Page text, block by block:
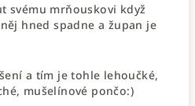
svému mrňouskovi když
hned spadne a župan je
a tím je tohle lehoučké,
mušelínové pončo:)